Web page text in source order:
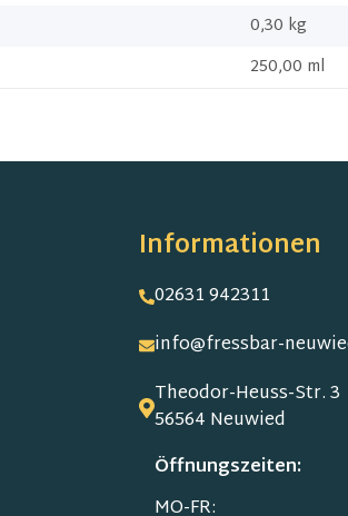
0,30 kg
250,00 ml
Informationen
02631 942311
info@fressbar-
Theodor-Heuss-Str. 3
56564 Neuwied
Öffnungszeiten:
MO-FR: